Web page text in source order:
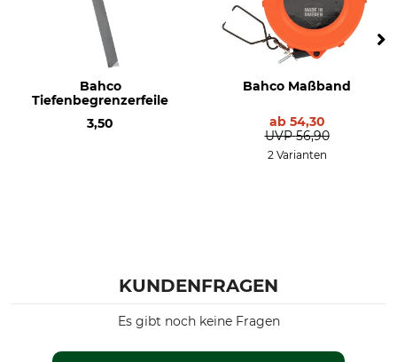
Bahco
Tiefenbegrenzerfeile
3,50
Bahco Maßband
ab 54,30
UVP 56,90
2 Varianten
KUNDENFRAGEN
Es gibt noch keine Fragen